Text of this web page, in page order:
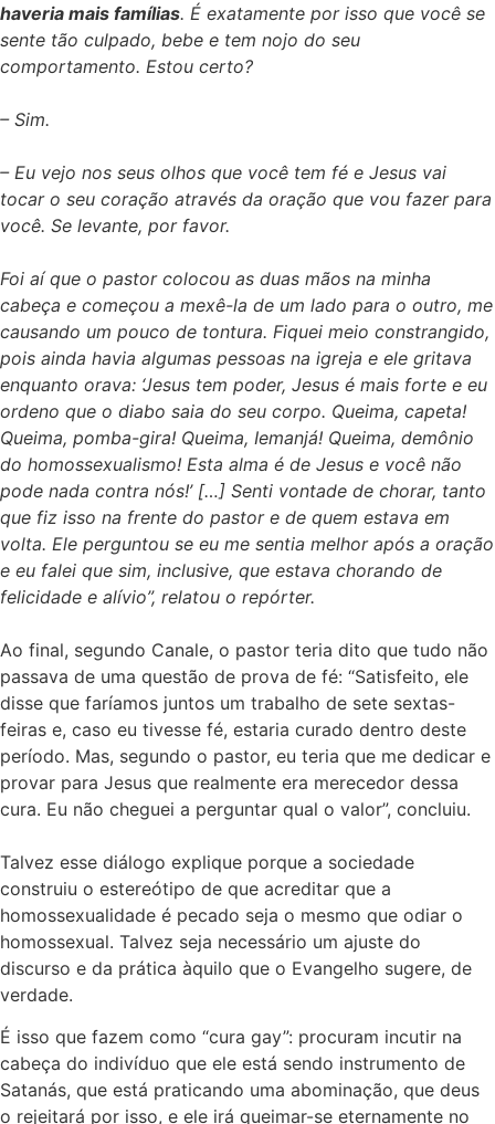
haveria mais famílias. É exatamente por isso que você se
sente tão culpado, bebe e tem nojo do seu
comportamento. Estou certo?
– Sim.
– Eu vejo nos seus olhos que você tem fé e Jesus vai
tocar o seu coração através da oração que vou fazer para
você. Se levante, por favor.
Foi aí que o pastor colocou as duas mãos na minha
cabeça e começou a mexê-la de um lado para o outro, me
causando um pouco de tontura. Fiquei meio constrangido,
pois ainda havia algumas pessoas na igreja e ele gritava
enquanto orava: ‘Jesus tem poder, Jesus é mais forte e eu
ordeno que o diabo saia do seu corpo. Queima, capeta!
Queima, pomba-gira! Queima, Iemanjá! Queima, demônio
do homossexualismo! Esta alma é de Jesus e você não
pode nada contra nós!’ […] Senti vontade de chorar, tanto
que fiz isso na frente do pastor e de quem estava em
volta. Ele perguntou se eu me sentia melhor após a oração
e eu falei que sim, inclusive, que estava chorando de
felicidade e alívio”, relatou o repórter.
Ao final, segundo Canale, o pastor teria dito que tudo não
passava de uma questão de prova de fé: “Satisfeito, ele
disse que faríamos juntos um trabalho de sete sextas-
feiras e, caso eu tivesse fé, estaria curado dentro deste
período. Mas, segundo o pastor, eu teria que me dedicar e
provar para Jesus que realmente era merecedor dessa
cura. Eu não cheguei a perguntar qual o valor”, concluiu.
Talvez esse diálogo explique porque a sociedade
construiu o estereótipo de que acreditar que a
homossexualidade é pecado seja o mesmo que odiar o
homossexual. Talvez seja necessário um ajuste do
discurso e da prática àquilo que o Evangelho sugere, de
verdade.
É isso que fazem como “cura gay”: procuram incutir na
cabeça do indivíduo que ele está sendo instrumento de
Satanás, que está praticando uma abominação, que deus
o rejeitará por isso, e ele irá queimar-se eternamente no